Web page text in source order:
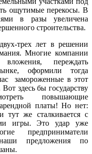
ощутимые перекосы. В
в разы увеличена
строительства.
трех лет в решении
Многие компании
переждать
оформили тогда
замороженные в этот
здесь бы государству
повышающие
платы! Но нет:
тут же сталкивается с
игры. Это удар уже
предприниматели
предложения по